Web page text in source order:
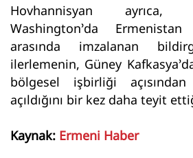
Hovhannisyan ayrıca,
Washington’da
arasında imzalanan
ilerlemenin, Güney
bölgesel işbirliği
açıldığını bir kez daha teyit
Kaynak: Ermeni Haber